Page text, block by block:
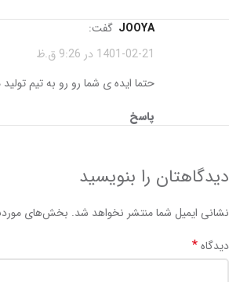
JOOYA
گفت:
1401-02-21 در 9:26 ق.ظ
حتما ایده ی شما رو رو به تیم
پاسخ
دیدگاهتان را بنویسید
نشانی ایمیل شما منتشر نخواهد شد. بخش‌های
دیدگاه*